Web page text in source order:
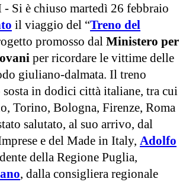
Si è chiuso martedì 26 febbraio
il viaggio del “Treno del
promosso dal Ministero per
per ricordare le vittime delle
giuliano-dalmata. Il treno
in dodici città italiane, tra cui
Torino, Bologna, Firenze, Roma
salutato, al suo arrivo, dal
e del Made in Italy, Adolfo
della Regione Puglia,
, dalla consigliera regionale